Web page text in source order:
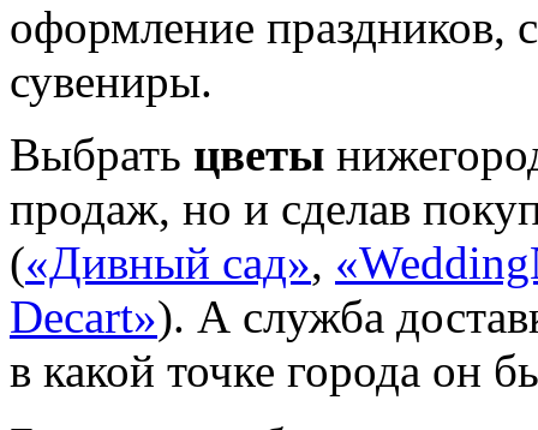
оформление праздников,
сувениры.
Выбрать цветы
продаж, но и сделав
(«Дивный сад»,
Decart»). А служба
в какой точке города он